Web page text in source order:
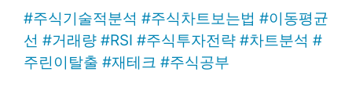
#주식기술적분석 #주식차트보는법 #이동평균
선 #거래량 #RSI #주식투자전략 #차트분석 #
주린이탈출 #재테크 #주식공부